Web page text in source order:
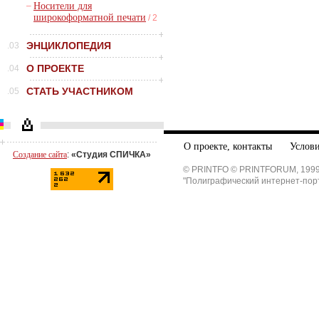
– Носители для
широкоформатной печати / 2
.03 ЭНЦИКЛОПЕДИЯ
.04 О ПРОЕКТЕ
.05 СТАТЬ УЧАСТНИКОМ
Создание сайта: «Студия СПИЧКА»
О проекте, контакты
© PRINTFO © PRINTFORUM,
"Полиграфический интернет-